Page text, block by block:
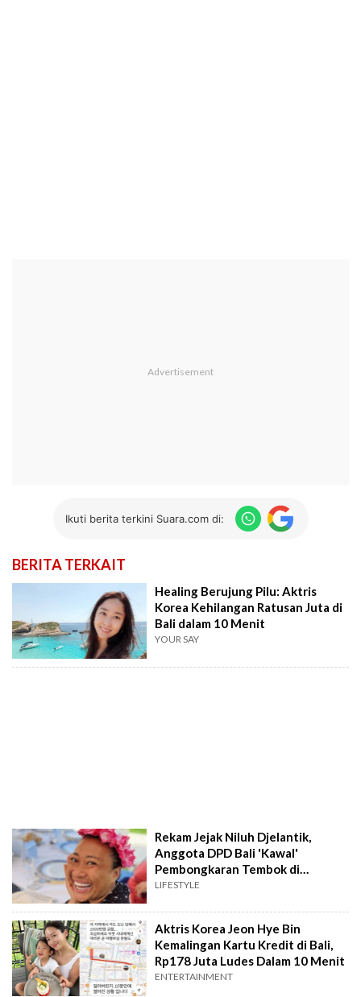
Ikuti berita terkini Suara.com di:
BERITA TERKAIT
Healing Berujung Pilu: Aktris
Korea Kehilangan Ratusan Juta di
Bali dalam 10 Menit
YOUR SAY
Rekam Jejak Niluh Djelantik,
Anggota DPD Bali 'Kawal'
Pembongkaran Tembok di
Kawasan GWK
LIFESTYLE
Aktris Korea Jeon Hye Bin
Kemalingan Kartu Kredit di Bali,
Rp178 Juta Ludes Dalam 10 Menit
ENTERTAINMENT